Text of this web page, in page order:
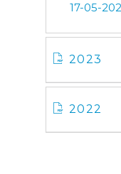
17-05-
2023
2022